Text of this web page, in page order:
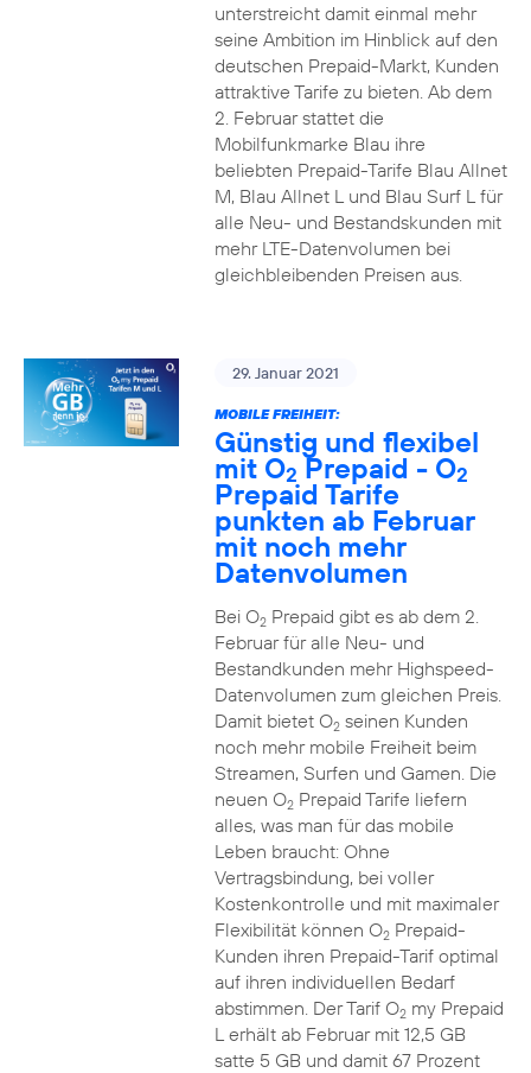
unterstreicht damit einmal mehr
seine Ambition im Hinblick auf den
deutschen Prepaid-Markt, Kunden
attraktive Tarife zu bieten. Ab dem
2. Februar stattet die
Mobilfunkmarke Blau ihre
beliebten Prepaid-Tarife Blau Allnet
M, Blau Allnet L und Blau Surf L für
alle Neu- und Bestandskunden mit
mehr LTE-Datenvolumen bei
gleichbleibenden Preisen aus.
29. Januar 2021
MOBILE FREIHEIT:
Günstig und flexibel
mit O2 Prepaid - O2
Prepaid Tarife
punkten ab Februar
mit noch mehr
Datenvolumen
Bei O2Prepaid gibt es ab dem 2.
Februar für alle Neu- und
Bestandkunden mehr Highspeed-
Datenvolumen zum gleichen Preis.
Damit bietet O2seinen Kunden
noch mehr mobile Freiheit beim
Streamen, Surfen und Gamen. Die
neuen O2Prepaid Tarife liefern
alles, was man für das mobile
Leben braucht: Ohne
Vertragsbindung, bei voller
Kostenkontrolle und mit maximaler
Flexibilität können O2Prepaid-
Kunden ihren Prepaid-Tarif optimal
auf ihren individuellen Bedarf
abstimmen. Der Tarif O2my Prepaid
L erhält ab Februar mit 12,5 GB
satte 5 GB und damit 67 Prozent